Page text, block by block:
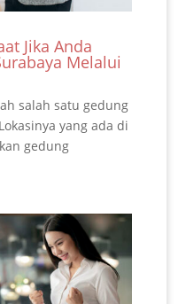
Jika Anda
Melalui
salah satu gedung
yang ada di
gedung